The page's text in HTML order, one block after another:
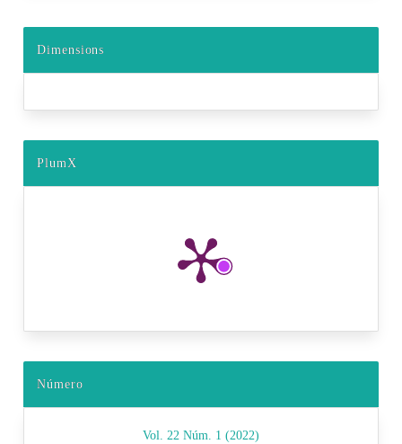
Dimensions
PlumX
Número
Vol. 22 Núm. 1 (2022)